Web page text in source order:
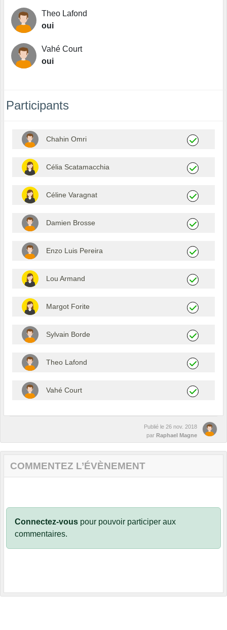
Theo Lafond
oui
Vahé Court
oui
Participants
Chahin Omri
Célia Scatamacchia
Céline Varagnat
Damien Brosse
Enzo Luis Pereira
Lou Armand
Margot Forite
Sylvain Borde
Theo Lafond
Vahé Court
Publié le 26 nov. 2018
par Raphael Magne
COMMENTEZ L’ÉVÈNEMENT
Connectez-vous pour pouvoir participer aux
commentaires.